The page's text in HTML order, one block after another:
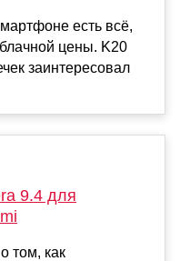
есть всё,
цены. K20
заинтересовал
9.4 для
том, как